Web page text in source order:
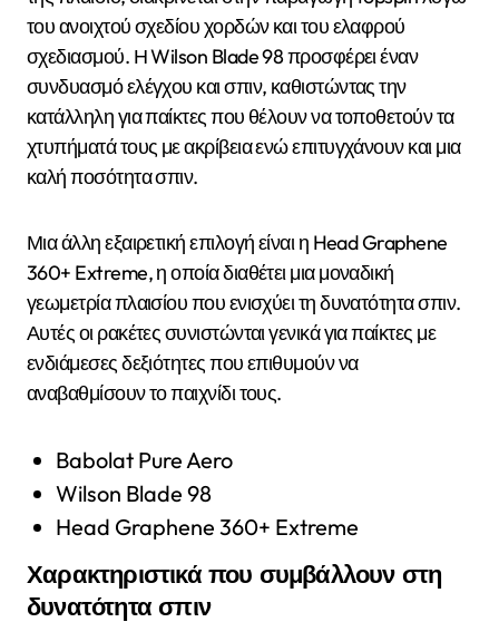
του ανοιχτού σχεδίου χορδών και του ελαφρού
σχεδιασμού. Η Wilson Blade 98 προσφέρει έναν
συνδυασμό ελέγχου και σπιν, καθιστώντας την
κατάλληλη για παίκτες που θέλουν να τοποθετούν τα
χτυπήματά τους με ακρίβεια ενώ επιτυγχάνουν και μια
καλή ποσότητα σπιν.
Μια άλλη εξαιρετική επιλογή είναι η Head Graphene
360+ Extreme, η οποία διαθέτει μια μοναδική
γεωμετρία πλαισίου που ενισχύει τη δυνατότητα σπιν.
Αυτές οι ρακέτες συνιστώνται γενικά για παίκτες με
ενδιάμεσες δεξιότητες που επιθυμούν να
αναβαθμίσουν το παιχνίδι τους.
Babolat Pure Aero
Wilson Blade 98
Head Graphene 360+ Extreme
Χαρακτηριστικά που συμβάλλουν στη
δυνατότητα σπιν